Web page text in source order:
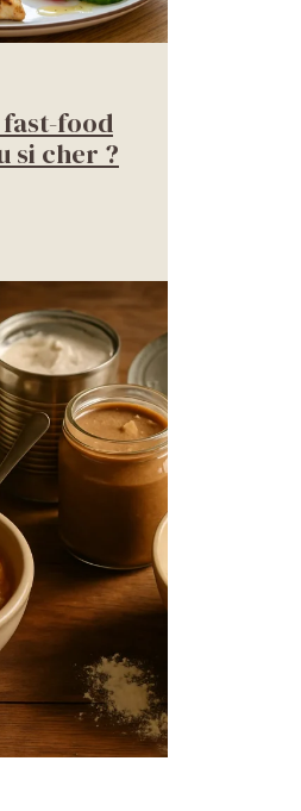
food
si cher ?